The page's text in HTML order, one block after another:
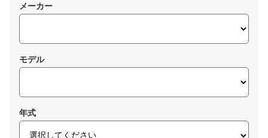
メーカー
モデル
年式